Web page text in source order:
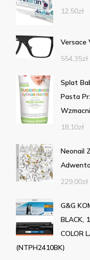
12,50zł
Versace
554,35zł
Splat
Pasta
18,10zł
Neonail
229,00zł
G&G
BLACK,
COLOR
(NTPH2410BK)